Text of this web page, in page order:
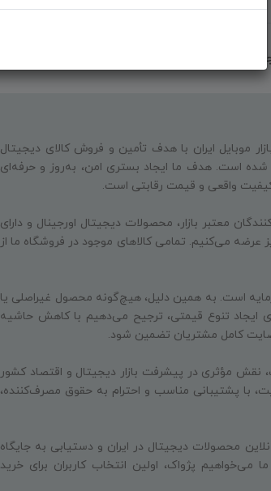
موبایل ایران با هدف تأمین و فروش کالای دیجیتال
شده است. هدف ما ایجاد بستری امن، به‌روز و حرفه‌ای
کیفیت واقعی و قیمت رقابتی است.
معتبر بازار، محصولات دیجیتال اورجینال و دارای
عرضه می‌کنیم. تمامی کالاهای موجود در فروشگاه ما از
است. به همین دلیل، هیچ‌گونه محصول غیراصلی یا
ایجاد تنوع قیمتی، ترجیح می‌دهیم با کاهش حاشیه
رضایت کامل مشتریان تضمین شود.
مؤثری در پیشرفت بازار دیجیتال و اقتصاد کشور
با پشتیبانی مناسب و احترام به حقوق مصرف‌کننده،
محصولات دیجیتال در ایران و دستیابی به جایگاه
می‌خواهیم پژواک، اولین انتخاب کاربران برای خرید